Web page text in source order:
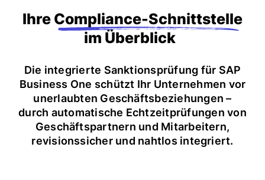
Ihre Compliance-Schnittstelle
im Überblick
Die integrierte Sanktionsprüfung für SAP
Business One schützt Ihr Unternehmen vor
unerlaubten Geschäftsbeziehungen –
durch automatische Echtzeitprüfungen von
Geschäftspartnern und Mitarbeitern,
revisionssicher und nahtlos integriert.